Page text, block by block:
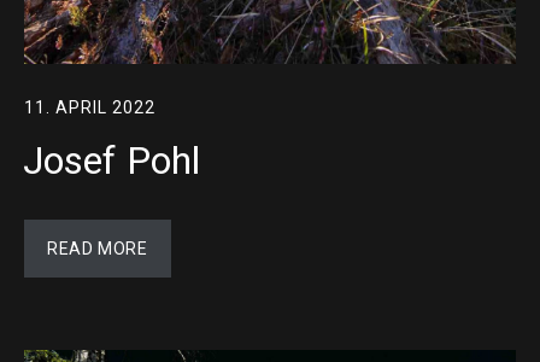
11. APRIL 2022
Josef Pohl
READ MORE